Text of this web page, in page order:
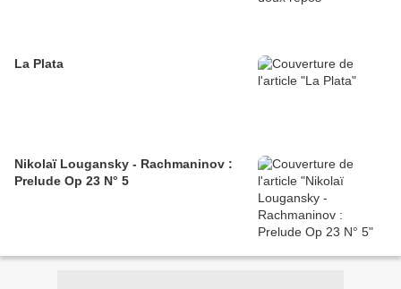
La Plata
Nikolaï Lougansky - Rachmaninov :
Prelude Op 23 N° 5